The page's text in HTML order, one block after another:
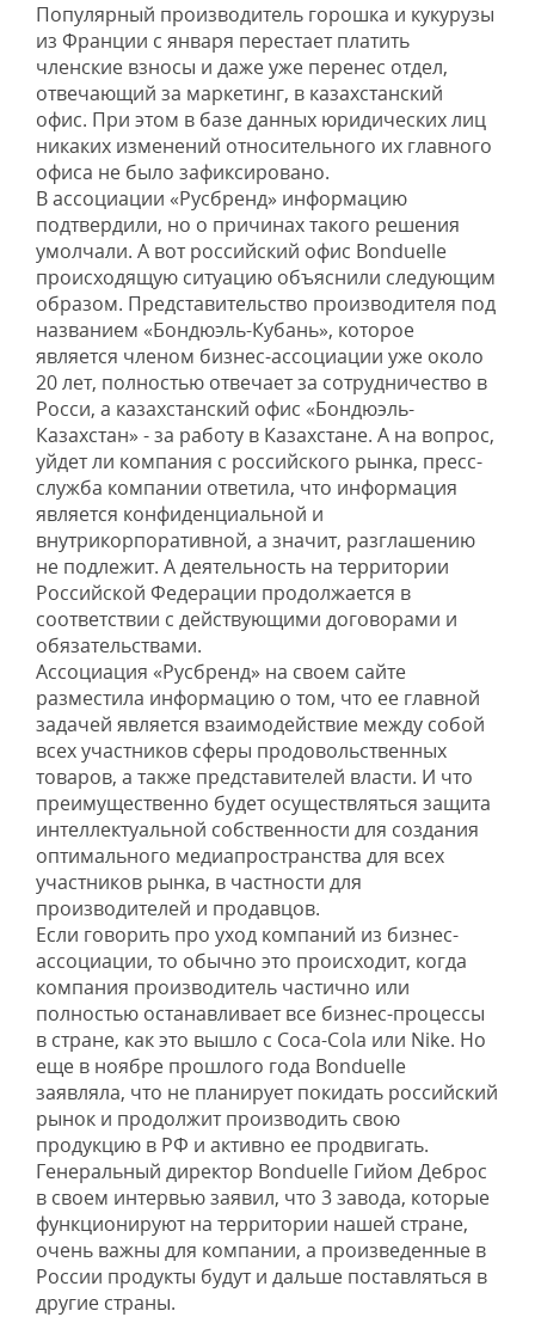
Популярный производитель горошка и кукурузы
из Франции с января перестает платить
членские взносы и даже уже перенес отдел,
отвечающий за маркетинг, в казахстанский
офис. При этом в базе данных юридических лиц
никаких изменений относительного их главного
офиса не было зафиксировано.
В ассоциации «Русбренд» информацию
подтвердили, но о причинах такого решения
умолчали. А вот российский офис Bonduelle
происходящую ситуацию объяснили следующим
образом. Представительство производителя под
названием «Бондюэль-Кубань», которое
является членом бизнес-ассоциации уже около
20 лет, полностью отвечает за сотрудничество в
Росси, а казахстанский офис «Бондюэль-
Казахстан» - за работу в Казахстане. А на вопрос,
уйдет ли компания с российского рынка, пресс-
служба компании ответила, что информация
является конфиденциальной и
внутрикорпоративной, а значит, разглашению
не подлежит. А деятельность на территории
Российской Федерации продолжается в
соответствии с действующими договорами и
обязательствами.
Ассоциация «Русбренд» на своем сайте
разместила информацию о том, что ее главной
задачей является взаимодействие между собой
всех участников сферы продовольственных
товаров, а также представителей власти. И что
преимущественно будет осуществляться защита
интеллектуальной собственности для создания
оптимального медиапространства для всех
участников рынка, в частности для
производителей и продавцов.
Если говорить про уход компаний из бизнес-
ассоциации, то обычно это происходит, когда
компания производитель частично или
полностью останавливает все бизнес-процессы
в стране, как это вышло с Coca-Cola или Nike. Но
еще в ноябре прошлого года Bonduelle
заявляла, что не планирует покидать российский
рынок и продолжит производить свою
продукцию в РФ и активно ее продвигать.
Генеральный директор Bonduelle Гийом Деброс
в своем интервью заявил, что 3 завода, которые
функционируют на территории нашей стране,
очень важны для компании, а произведенные в
России продукты будут и дальше поставляться в
другие страны.